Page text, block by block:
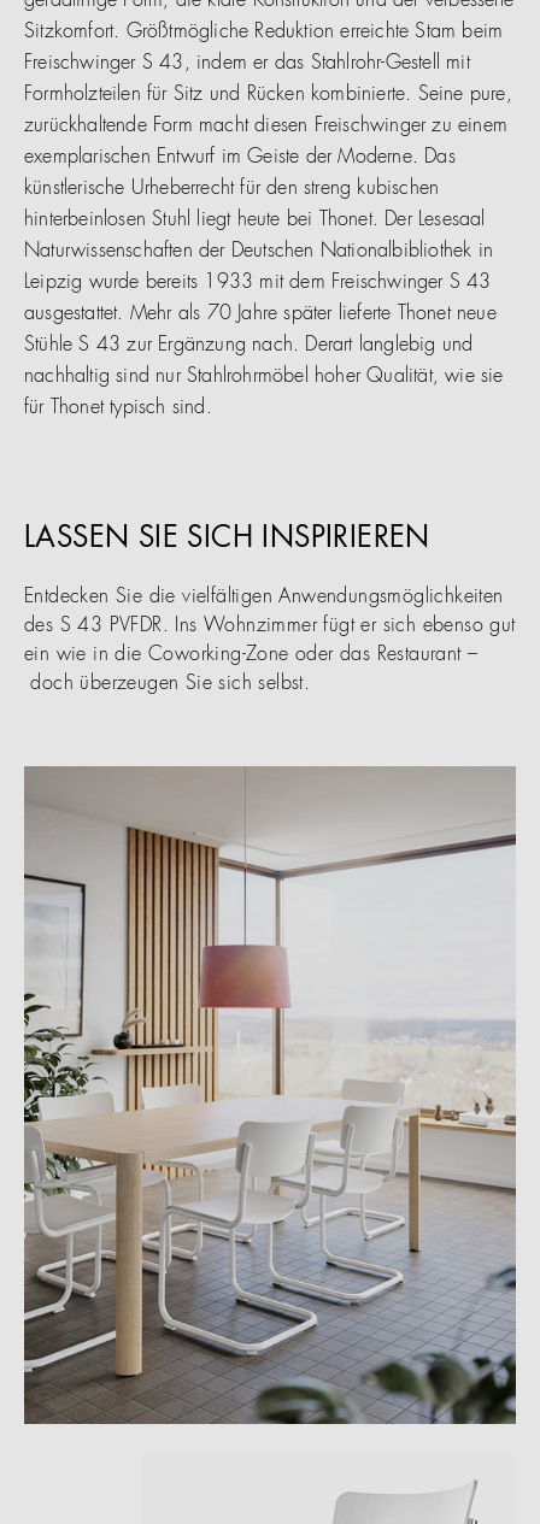
Sitzkomfort. Größtmögliche Reduktion erreichte Stam beim
Freischwinger S 43, indem er das Stahlrohr-Gestell mit
Formholzteilen für Sitz und Rücken kombinierte. Seine pure,
zurückhaltende Form macht diesen Freischwinger zu einem
exemplarischen Entwurf im Geiste der Moderne. Das
künstlerische Urheberrecht für den streng kubischen
hinterbeinlosen Stuhl liegt heute bei Thonet. Der Lesesaal
Naturwissenschaften der Deutschen Nationalbibliothek in
Leipzig wurde bereits 1933 mit dem Freischwinger S 43
ausgestattet. Mehr als 70 Jahre später lieferte Thonet neue
Stühle S 43 zur Ergänzung nach. Derart langlebig und
nachhaltig sind nur Stahlrohrmöbel hoher Qualität, wie sie
für Thonet typisch sind.
LASSEN SIE SICH INSPIRIEREN
Entdecken Sie die vielfältigen Anwendungsmöglichkeiten
des S 43 PVFDR. Ins Wohnzimmer fügt er sich ebenso gut
ein wie in die Coworking-Zone oder das Restaurant –
doch überzeugen Sie sich selbst.